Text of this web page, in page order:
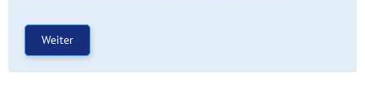
Weiter